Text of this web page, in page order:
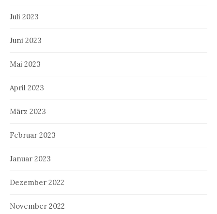
Juli 2023
Juni 2023
Mai 2023
April 2023
März 2023
Februar 2023
Januar 2023
Dezember 2022
November 2022